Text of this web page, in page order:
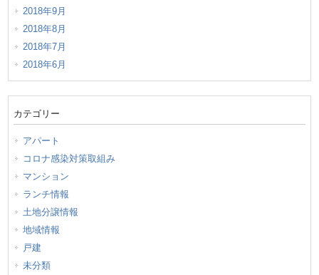
2018年9月
2018年8月
2018年7月
2018年6月
カテゴリー
アパート
コロナ感染対策取組み
マンション
ランチ情報
土地分譲情報
地域情報
戸建
未分類